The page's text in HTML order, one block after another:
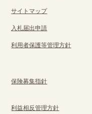
サイトマップ
入札届出申請
利用者保護等管理方針
保険募集指針
利益相反管理方針